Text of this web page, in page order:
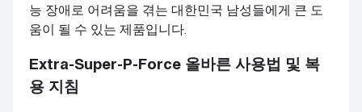
능 장애로 어려움을 겪는 대한민국 남성들에게 큰 도
움이 될 수 있는 제품입니다.
Extra-Super-P-Force 올바른 사용법 및 복
용 지침